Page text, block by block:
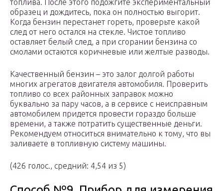
топлива. После этого подожгите экспериментальный
образец и дождитесь, пока он полностью выгорит.
Когда бензин перестанет гореть, проверьте какой
след от него остался на стекле. Чистое топливо
оставляет белый след, а при сгорании бензина со
смолами остаются коричневые или желтые разводы.
Качественный бензин – это залог долгой работы
многих агрегатов двигателя автомобиля. Проверить
топливо со всех районных заправок можно
буквально за пару часов, а в сервисе с неисправным
автомобилем придется провести гораздо больше
времени, а также потратить существенные деньги.
Рекомендуем относиться внимательно к тому, что вы
заливаете в топливную систему машины.
(426 голос., средний: 4,54 из 5)